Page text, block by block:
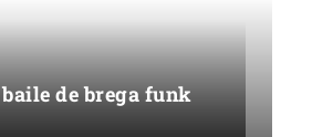
de brega funk